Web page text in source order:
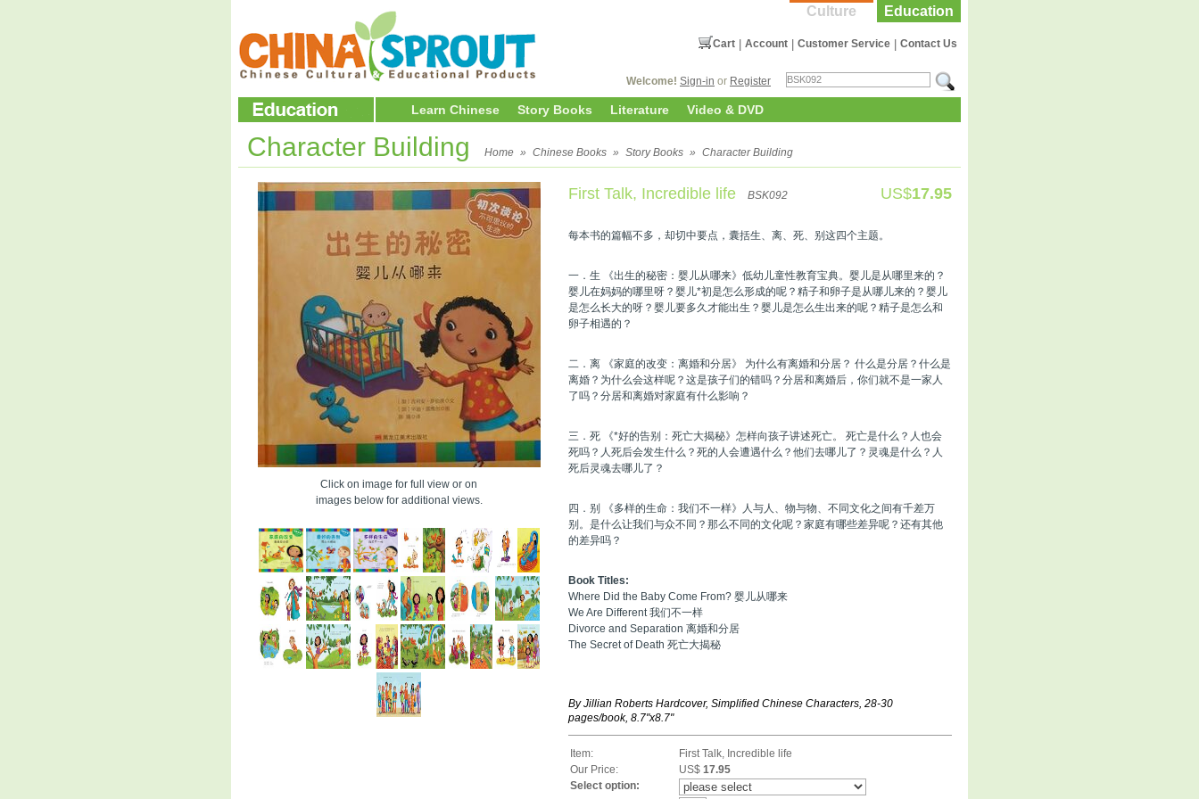
Education
Culture
Contact Us
Customer Service
Account
Cart
Welcome! Sign-in or Register
Learn Chinese Story Books Literature Video & DVD
Character Building Home » Chinese Books » Story Books » Character Building
Click on image for full view or on
images below for additional views.
First Talk, Incredible life BSK092 US$17.95
每本书的篇幅不多，却切中要点，囊括生、离、死、别这四个主题。
一．生 《出生的秘密：婴儿从哪来》低幼儿童性教育宝典。婴儿是从哪里来的？
婴儿在妈妈的哪里呀？婴儿*初是怎么形成的呢？精子和卵子是从哪儿来的？婴儿
是怎么长大的呀？婴儿要多久才能出生？婴儿是怎么生出来的呢？精子是怎么和
卵子相遇的？
二．离 《家庭的改变：离婚和分居》 为什么有离婚和分居？ 什么是分居？什么是
离婚？为什么会这样呢？这是孩子们的错吗？分居和离婚后，你们就不是一家人
了吗？分居和离婚对家庭有什么影响？
三．死 《*好的告别：死亡大揭秘》怎样向孩子讲述死亡。 死亡是什么？人也会
死吗？人死后会发生什么？死的人会遭遇什么？他们去哪儿了？灵魂是什么？人
死后灵魂去哪儿了？
四．别 《多样的生命：我们不一样》人与人、物与物、不同文化之间有千差万
别。是什么让我们与众不同？那么不同的文化呢？家庭有哪些差异呢？还有其他
的差异吗？
Book Titles:
Where Did the Baby Come From? 婴儿从哪来
We Are Different 我们不一样
Divorce and Separation 离婚和分居
The Secret of Death 死亡大揭秘
By Jillian Roberts Hardcover, Simplified Chinese Characters, 28-30
pages/book, 8.7"x8.7"
Item:
First Talk, Incredible life
Our Price:
US$ 17.95
Select option: